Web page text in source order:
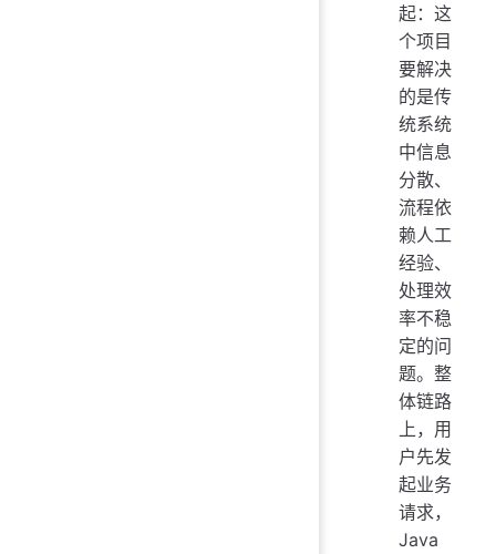
起：这
个项目
要解决
的是传
统系统
中信息
分散、
流程依
赖人工
经验、
处理效
率不稳
定的问
题。整
体链路
上，用
户先发
起业务
请求，
Java